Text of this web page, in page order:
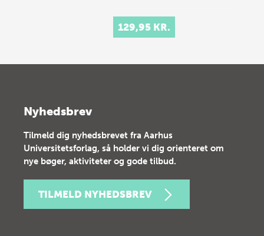
129,95 KR.
Nyhedsbrev
Tilmeld dig nyhedsbrevet fra Aarhus
Universitetsforlag, så holder vi dig orienteret om
nye bøger, aktiviteter og gode tilbud.
TILMELD NYHEDSBREV